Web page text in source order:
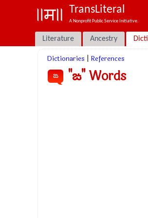
TransLiteral
A Nonprofit Public Service Initiative.
Literature Ancestry
Dictionaries References
ఙ "ఙ" Words